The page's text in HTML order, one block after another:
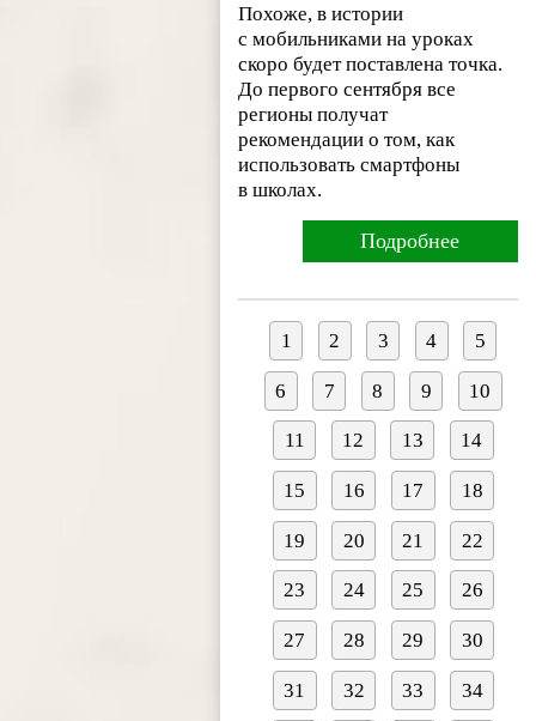
Похоже, в истории
с мобильниками на уроках
скоро будет поставлена точка.
До первого сентября все
регионы получат
рекомендации о том, как
использовать смартфоны
в школах.
Подробнее
1 2 3 4 5
6 7 8 9 10
11 12 13 14
15 16 17 18
19 20 21 22
23 24 25 26
27 28 29 30
31 32 33 34